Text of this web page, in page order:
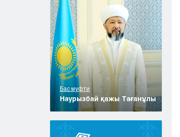
Бас муфти
Наурызбай қажы Тағанұлы